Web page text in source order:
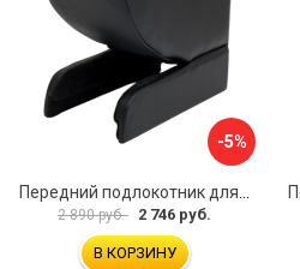
-5%
2 890 руб. 2 746 руб.
В КОРЗИНУ